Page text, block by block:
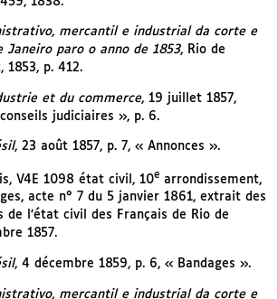
mercantil e industrial da corte e
Janeiro paro o anno de 1853, Rio de
1853, p. 412.
et du commerce, 19 juillet 1857,
judiciaires », p. 6.
, 23 août 1857, p. 7, « Annonces ».
V4E 1098 état civil, 10e arrondissement,
acte n° 7 du 5 janvier 1861, extrait des
de l’état civil des Français de Rio de
1857.
, 4 décembre 1859, p. 6, « Bandages ».
mercantil e industrial da corte e